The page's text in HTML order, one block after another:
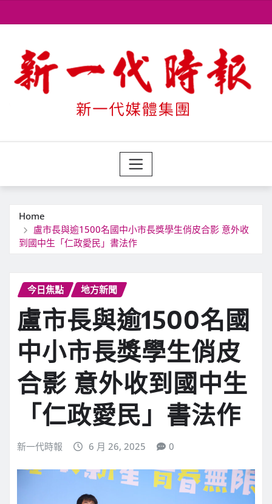
to
Home
盧市長與逾1500名國中小市長獎學生俏皮合影 意外收
到國中生「仁政愛民」書法作
今日焦點 地方新聞
盧市長與逾1500名國
中小市長獎學生俏皮
合影 意外收到國中生
「仁政愛民」書法作
新一代時報 6 月 26, 2025 0